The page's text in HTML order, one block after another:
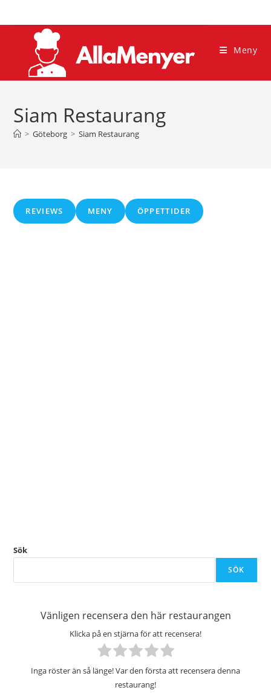
till
innehållet
Meny
Siam Restaurang
> Göteborg > Siam Restaurang
REVIEWS MENY ÖPPETTIDER
Sök
SÖK
Vänligen recensera den här restaurangen
Klicka på en stjärna för att recensera!
Inga röster än så länge! Var den första att recensera denna
restaurang!